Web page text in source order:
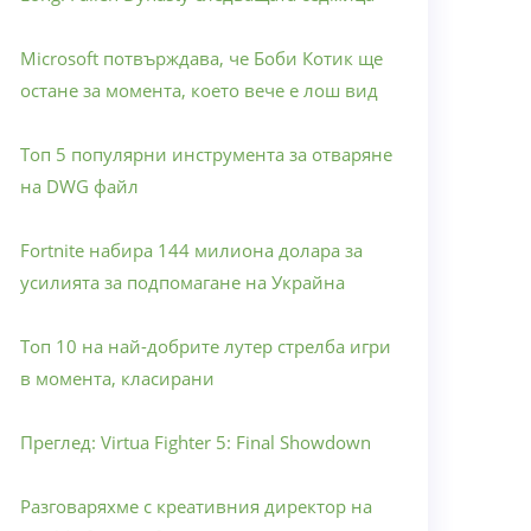
Microsoft потвърждава, че Боби Котик ще
остане за момента, което вече е лош вид
Топ 5 популярни инструмента за отваряне
на DWG файл
Fortnite набира 144 милиона долара за
усилията за подпомагане на Украйна
Топ 10 на най-добрите лутер стрелба игри
в момента, класирани
Преглед: Virtua Fighter 5: Final Showdown
Разговаряхме с креативния директор на